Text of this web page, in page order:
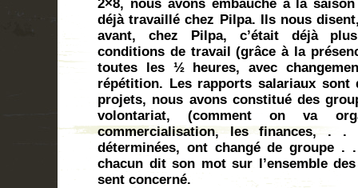
2×8, nous avons embauché à la
déjà travaillé chez Pilpa. Ils nous
avant, chez Pilpa, c’était déjà
conditions de travail (grâce à la
toutes les ½ heures, avec
répétition. Les rapports salariaux
projets, nous avons constitué des
volontariat, (comment on va
commercialisation, les finances, .
déterminées, ont changé de groupe
chacun dit son mot sur l’ensemble
sent concerné.